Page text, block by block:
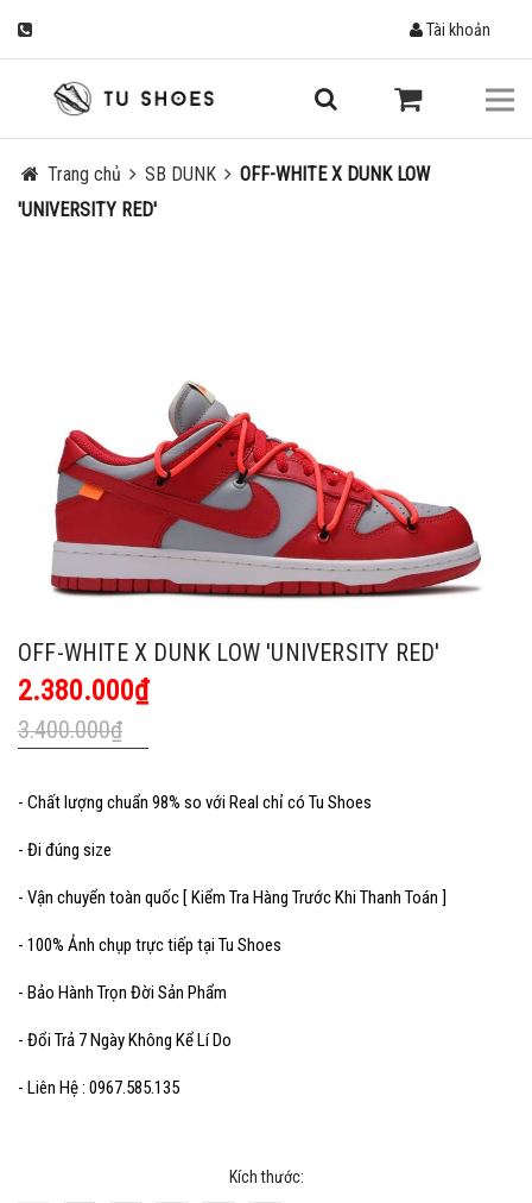
Tài khoản
Trang chủ SB DUNK
OFF-WHITE X DUNK LOW
'UNIVERSITY RED'
OFF-WHITE X DUNK LOW 'UNIVERSITY RED'
2.380.000₫
3.400.000₫
- Chất lượng chuẩn 98% so với Real chỉ có Tu Shoes
- Đi đúng size
- Vận chuyển toàn quốc [ Kiểm Tra Hàng Trước Khi Thanh Toán ]
- 100% Ảnh chụp trực tiếp tại Tu Shoes
- Bảo Hành Trọn Đời Sản Phẩm
- Đổi Trả 7 Ngày Không Kể Lí Do
- Liên Hệ : 0967.585.135
Kích thước: